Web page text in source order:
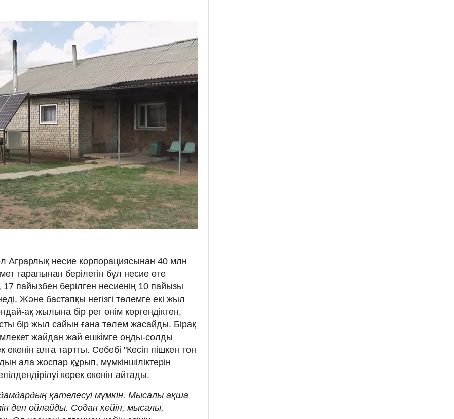
Аграрлық несие корпорациясынан 40 млн
тарапынан берілетін бұл несие өте
17 пайызбен берілген несиенің 10 пайызы
Және бастапқы негізгі төлемге екі жыл
ақ жылына бір рет өнім көргендіктен,
бір жыл сайын ғана төлем жасайды. Бірақ
жайдан жай ешкімге оңды-солды
екенін алға тартты. Себебі "Кесіп пішкен тон
ала жоспар құрып, мүмкіншіліктерін
керек екенін айтады.
қателесуі мүмкін. Мысалы ақша
деп ойлайды. Содан кейін, мысалы,